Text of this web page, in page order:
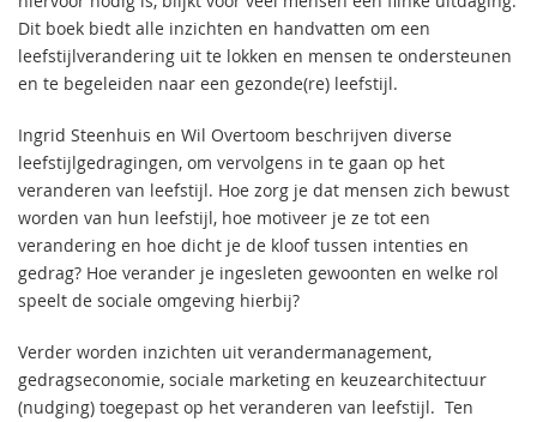
Dit boek biedt alle inzichten en handvatten om een
leefstijlverandering uit te lokken en mensen te ondersteunen
en te begeleiden naar een gezonde(re) leefstijl.
Ingrid Steenhuis en Wil Overtoom beschrijven diverse
leefstijlgedragingen, om vervolgens in te gaan op het
veranderen van leefstijl. Hoe zorg je dat mensen zich bewust
worden van hun leefstijl, hoe motiveer je ze tot een
verandering en hoe dicht je de kloof tussen intenties en
gedrag? Hoe verander je ingesleten gewoonten en welke rol
speelt de sociale omgeving hierbij?
Verder worden inzichten uit verandermanagement,
gedragseconomie, sociale marketing en keuzearchitectuur
(nudging) toegepast op het veranderen van leefstijl. Ten